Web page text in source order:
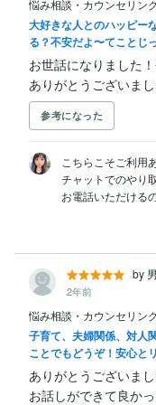
悩み相談・カウンセリン
大好きな人とのハッピー
る？不安だよ〜てことじ
お世話になりました
ありがとうございま
参考になった
こちらこそご利用
チャットでのやり
お電話いただける
by
2年前
悩み相談・カウンセリン
子育て、夫婦関係、対人
ことでもどうぞ！安心と
ありがとうございまし
お話しができて良かっ